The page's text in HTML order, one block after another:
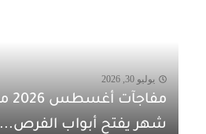
يوليو 30, 2026
شهر يفتح أبواب الفرص...